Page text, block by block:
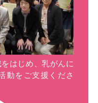
はじめ、乳がんに
動をご支援くださ